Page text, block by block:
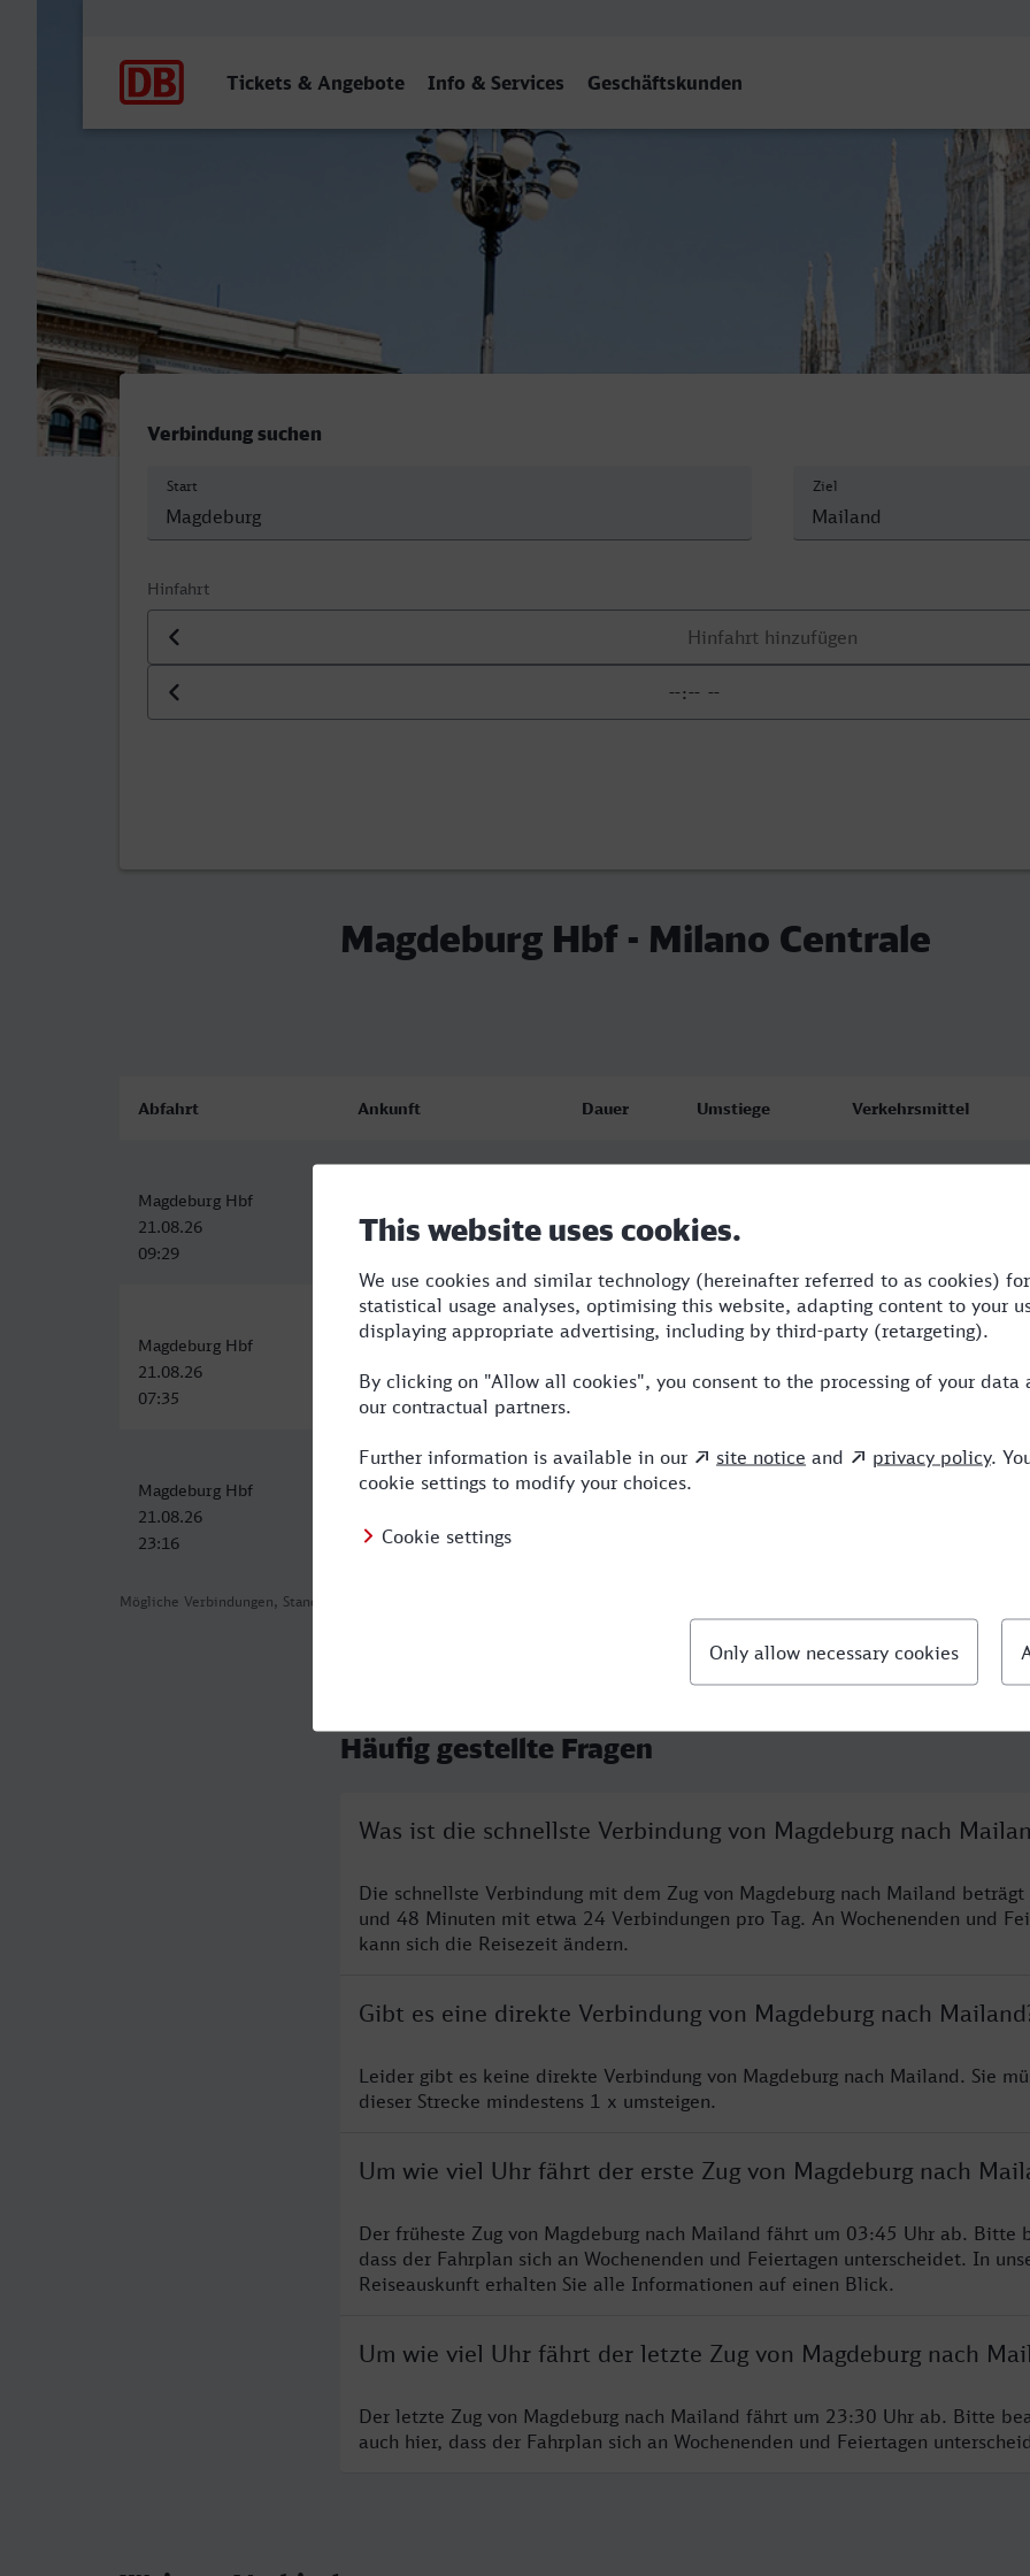
Tickets & Angebote Info & Services Geschäftskunden
Magdeburg Hbf - Milano Centrale
Verbindung suchen
Start Ziel
Hinfahrt
Datum der Hinfahrt
Uhrzeit der Hinfahrt
Magdeburg Hbf - Milano Centrale
Mögliche Verbindungen, Stand: 2026-08-07 03:23
Abfahrt Ankunft Dauer Umstiege Verkehrsmittel
Magdeburg Hbf
21.08.26
09:29
21.08.26
Magdeburg Hbf
21.08.26
07:35
Milano Centrale
21.08.26
20:45
RE,RJ,ICE,FR
Magdeburg Hbf
21.08.26
23:16
Milano Centrale
15:15
15:59
Häufig gestellte Fragen
Was ist die schnellste Verbindung von Magdeburg nach
Die schnellste Verbindung mit dem Zug von Magdeburg nach Mailand beträgt
und 48 Minuten mit etwa 24 Verbindungen pro Tag. An Wochenenden und
kann sich die Reisezeit ändern.
Gibt es eine direkte Verbindung von Magdeburg nach
Leider gibt es keine direkte Verbindung von Magdeburg nach Mailand. Sie
dieser Strecke mindestens 1 x umsteigen.
Um wie viel Uhr fährt der erste Zug von Magdeburg nach
Der früheste Zug von Magdeburg nach Mailand fährt um 03:45 Uhr ab. Bitte
dass der Fahrplan sich an Wochenenden und Feiertagen unterscheidet. In
Reiseauskunft erhalten Sie alle Informationen auf einen Blick.
Um wie viel Uhr fährt der letzte Zug von Magdeburg nach
Der letzte Zug von Magdeburg nach Mailand fährt um 23:30 Uhr ab. Bitte
auch hier, dass der Fahrplan sich an Wochenenden und Feiertagen